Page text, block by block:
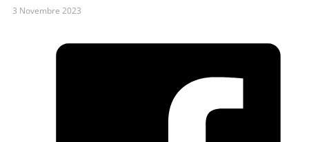
3 Novembre 2023